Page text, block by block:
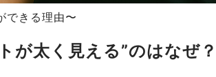
できる理由〜
が太く見える”のはなぜ